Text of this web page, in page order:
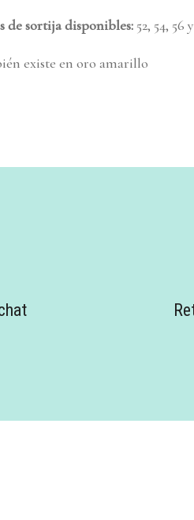
de sortija disponibles: 52, 54, 56
existe en oro amarillo